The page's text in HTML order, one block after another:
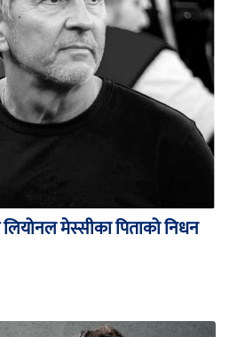
मेस्सीका पिताको निधन